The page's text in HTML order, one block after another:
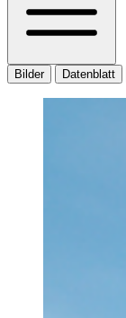
Bilder Datenblatt